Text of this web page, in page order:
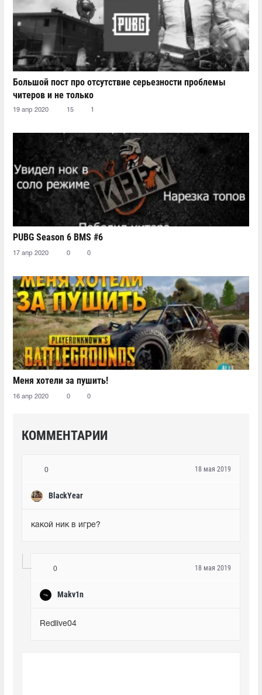
Большой пост про отсутствие серьезности проблемы
читеров и не только
19 апр 2020 15 1
PUBG Season 6 BMS #6
17 апр 2020 0 0
Меня хотели за пушить!
16 апр 2020 0 0
КОММЕНТАРИИ
0
BlackYear
18 мая 2019
какой ник в игре?
0
Makv1n
18 мая 2019
Redlive04